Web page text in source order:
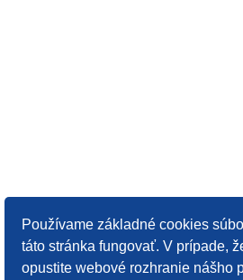
Používame základné cookies
táto stránka fungovať. V prípade,
opustite webové rozhranie nášho